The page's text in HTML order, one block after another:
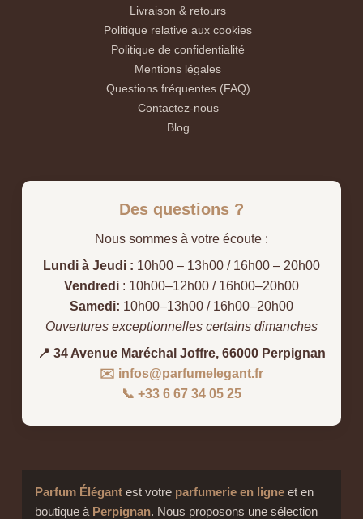
Livraison & retours
Politique relative aux cookies
Politique de confidentialité
Mentions légales
Questions fréquentes (FAQ)
Contactez-nous
Blog
Des questions ?
Nous sommes à votre écoute :
Lundi à Jeudi : 10h00 – 13h00 / 16h00 – 20h00
Vendredi : 10h00–12h00 / 16h00–20h00
Samedi: 10h00–13h00 / 16h00–20h00
Ouvertures exceptionnelles certains dimanches
📍 34 Avenue Maréchal Joffre, 66000 Perpignan
✉️ infos@parfumelegant.fr
📞 +33 6 67 34 05 25
Parfum Élégantest votre parfumerie en ligneet en
boutique à Perpignan. Nous proposons une sélection